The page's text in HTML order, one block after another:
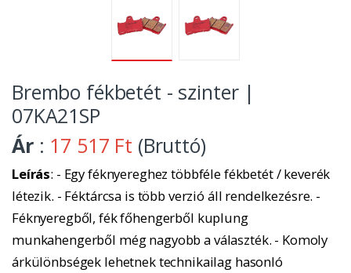
Brembo fékbetét - szinter |
07KA21SP
Ár : 17 517 Ft (Bruttó)
Leírás: - Egy féknyereghez többféle fékbetét / keverék
létezik. - Féktárcsa is több verzió áll rendelkezésre. -
Féknyeregből, fék főhengerből kuplung
munkahengerből még nagyobb a választék. - Komoly
árkülönbségek lehetnek technikailag hasonló